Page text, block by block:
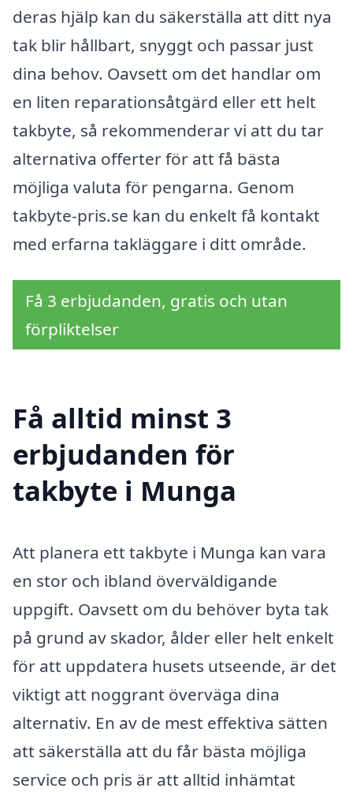
deras hjälp kan du säkerställa att ditt nya
tak blir hållbart, snyggt och passar just
dina behov. Oavsett om det handlar om
en liten reparationsåtgärd eller ett helt
takbyte, så rekommenderar vi att du tar
alternativa offerter för att få bästa
möjliga valuta för pengarna. Genom
takbyte-pris.se kan du enkelt få kontakt
med erfarna takläggare i ditt område.
Få 3 erbjudanden, gratis och utan
förpliktelser
Få alltid minst 3
erbjudanden för
takbyte i Munga
Att planera ett takbyte i Munga kan vara
en stor och ibland överväldigande
uppgift. Oavsett om du behöver byta tak
på grund av skador, ålder eller helt enkelt
för att uppdatera husets utseende, är det
viktigt att noggrant överväga dina
alternativ. En av de mest effektiva sätten
att säkerställa att du får bästa möjliga
service och pris är att alltid inhämtat